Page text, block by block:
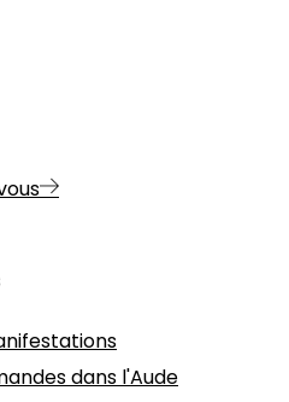
dans l'Aude